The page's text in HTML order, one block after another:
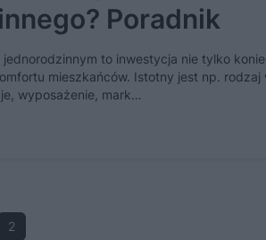
Poradnik
to inwestycja nie tylko
mieszkańców. Istotny jest np. rodzaj
wyposażenie, mark…
2